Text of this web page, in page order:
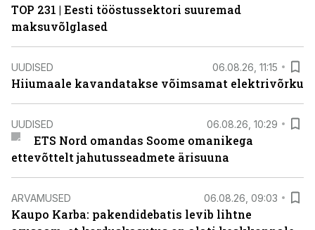
TOP 231 | Eesti tööstussektori suuremad
maksuvõlglased
UUDISED 06.08.26, 11:15
Hiiumaale kavandatakse võimsamat elektrivõrku
UUDISED 06.08.26, 10:29
ETS Nord omandas Soome omanikega
ettevõttelt jahutusseadmete ärisuuna
ARVAMUSED 06.08.26, 09:03
Kaupo Karba: pakendidebatis levib lihtne